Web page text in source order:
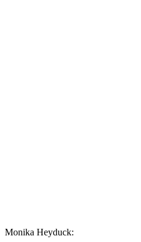
Monika Heyduck: